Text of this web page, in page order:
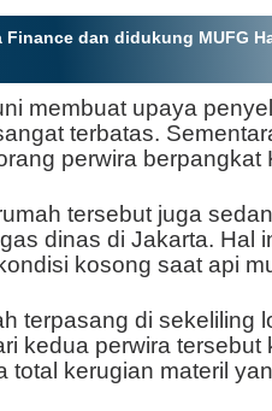
Finance dan didukung MUFG
membuat upaya
terbatas.
perwira
tersebut juga
dinas di Jakarta. Hal
kosong saat api
terpasang di sekeliling
kedua perwira
total kerugian materil